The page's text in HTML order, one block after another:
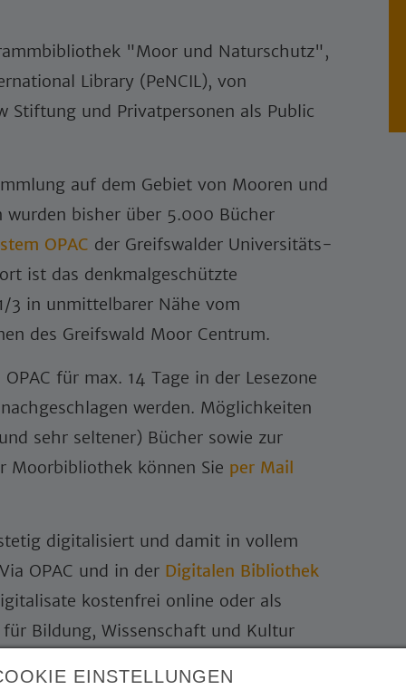
"Moor und Naturschutz",
Library (PeNCIL), von
Stiftung und Privatpersonen als Public
auf dem Gebiet von Mooren und
bisher über 5.000 Bücher
OPAC der Greifswalder Universitäts-
ist das denkmalgeschützte
3 in unmittelbarer Nähe vom
des Greifswald Moor Centrum.
für max. 14 Tage in der Lesezone
werden. Möglichkeiten
sehr seltener) Bücher sowie zur
Moorbibliothek können Sie per Mail
digitalisiert und damit in vollem
OPAC und in der Digitalen Bibliothek
kostenfrei online oder als
Bildung, Wissenschaft und Kultur
Digitalisierung.
EINSTELLUNGEN